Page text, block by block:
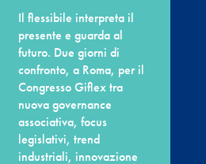
Il flessibile interpreta il
presente e guarda al
futuro. Due giorni di
confronto, a Roma, per il
Congresso Giflex tra
nuova governance
associativa, focus
legislativi, trend
industriali, innovazione